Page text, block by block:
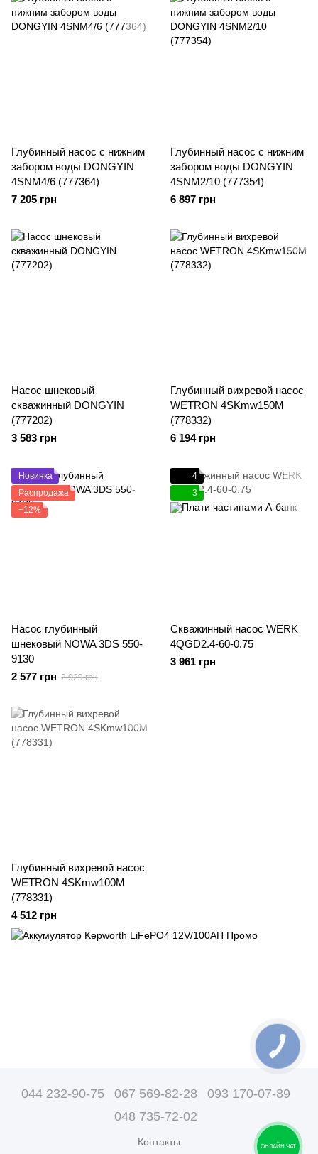
Глубинный насос с нижним
забором воды DONGYIN
4SNM4/6 (777364)
7 205 грн
Глубинный насос с нижним
забором воды DONGYIN
4SNM2/10 (777354)
6 897 грн
Насос шнековый
скважинный DONGYIN
(777202)
3 583 грн
Глубинный вихревой насос
WETRON 4SKmw150M
(778332)
6 194 грн
Новинка
Распродажа
−12%
Насос глубинный
шнековый NOWA 3DS 550-
9130
2 577 грн 2 929 грн
4
3
Скважинный насос WERK
4QGD2.4-60-0.75
3 961 грн
Глубинный вихревой насос
WETRON 4SKmw100M
(778331)
4 512 грн
044 232-90-75 067 569-82-28
093 170-07-89
048 735-72-02
Контакты ОНЛАЙН ЧАТ